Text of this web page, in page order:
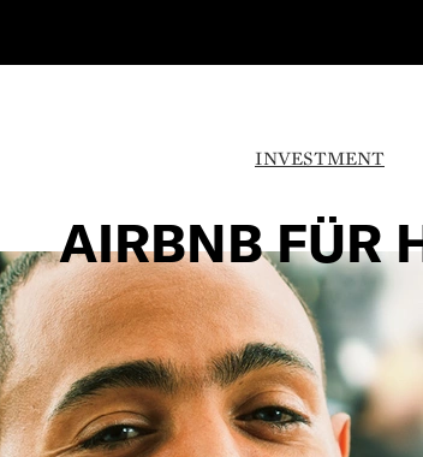
INVESTMENT
AIRBNB FÜR